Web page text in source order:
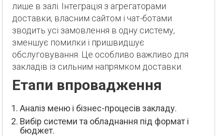
лише в залі. Інтеграція з агрегаторами
доставки, власним сайтом і чат-ботами
зводить усі замовлення в одну систему,
зменшує помилки і пришвидшує
обслуговування. Це особливо важливо для
закладів із сильним напрямком доставки.
Етапи впровадження
Аналіз меню і бізнес-процесів закладу.
Вибір системи та обладнання під формат і
бюджет.